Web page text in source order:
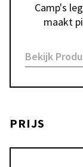
Camp's
maakt
Bekijk
PRIJS